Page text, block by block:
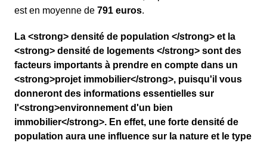
est en moyenne de 791 euros.
La <strong> densité de population </strong> et la
<strong> densité de logements </strong> sont des
facteurs importants à prendre en compte dans un
<strong>projet immobilier</strong>, puisqu'il vous
donneront des informations essentielles sur
l'<strong>environnement d'un bien
immobilier</strong>. En effet, une forte densité de
population aura une influence sur la nature et le type